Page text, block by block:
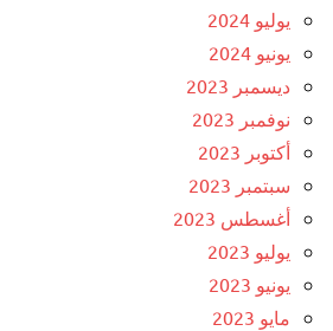
يوليو 2024
يونيو 2024
ديسمبر 2023
نوفمبر 2023
أكتوبر 2023
سبتمبر 2023
أغسطس 2023
يوليو 2023
يونيو 2023
مايو 2023